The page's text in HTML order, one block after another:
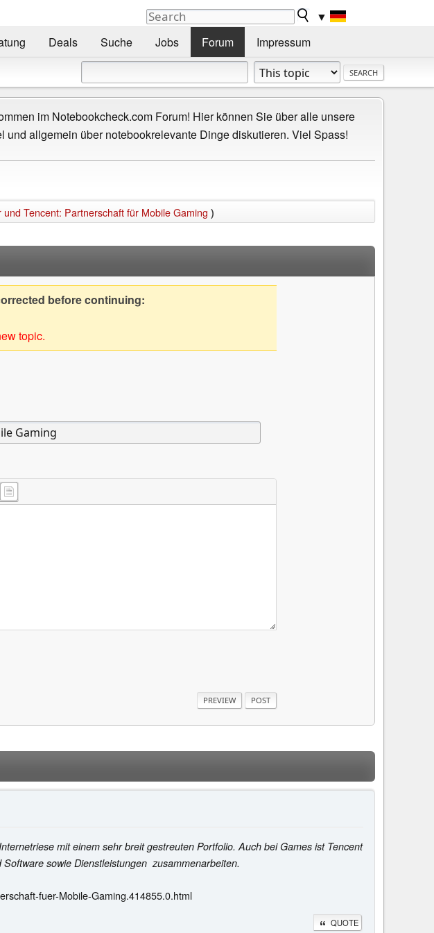
▼
Deals Suche Jobs Forum Impressum
im Notebookcheck.com Forum! Hier können Sie über alle unsere
und allgemein über notebookrelevante Dinge diskutieren. Viel Spass!
und Tencent: Partnerschaft für Mobile Gaming )
before continuing:
topic.
mit einem sehr breit gestreuten Portfolio. Auch bei Games ist Tencent
sowie Dienstleistungen zusammenarbeiten.
fuer-Mobile-Gaming.414855.0.html
QUOTE